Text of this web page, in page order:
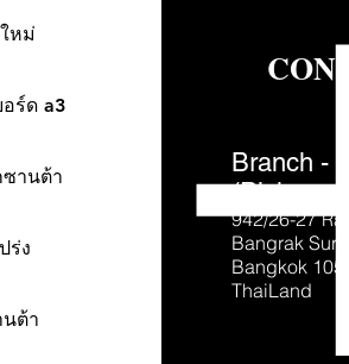
หม่
อร์ด a3
านต้า
ร่ง
ต้า
Branch -
(Pick-up
942/26-27
Bangrak
Bangkok
ThaiLand